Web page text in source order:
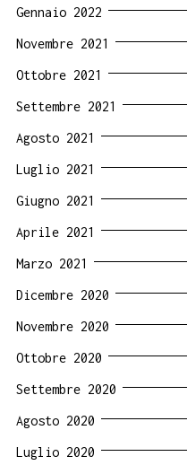
Gennaio 2022
Novembre 2021
Ottobre 2021
Settembre 2021
Agosto 2021
Luglio 2021
Giugno 2021
Aprile 2021
Marzo 2021
Dicembre 2020
Novembre 2020
Ottobre 2020
Settembre 2020
Agosto 2020
Luglio 2020